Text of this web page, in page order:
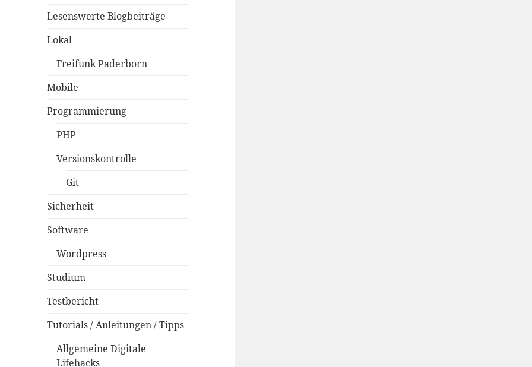
Lesenswerte Blogbeiträge
Lokal
Freifunk Paderborn
Mobile
Programmierung
PHP
Versionskontrolle
Git
Sicherheit
Software
Wordpress
Studium
Testbericht
Tutorials / Anleitungen / Tipps
Allgemeine Digitale
Lifehacks